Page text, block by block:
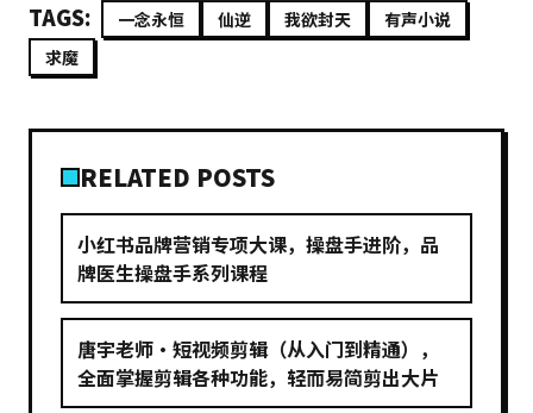
TAGS: 一念永恒 仙逆 我欲封天
有声小说
求魔
RELATED POSTS
小红书品牌营销专项大课，操盘手进阶，品
牌医生操盘手系列课程
唐宇老师·短视频剪辑（从入门到精通），
全面掌握剪辑各种功能，轻而易简剪出大片